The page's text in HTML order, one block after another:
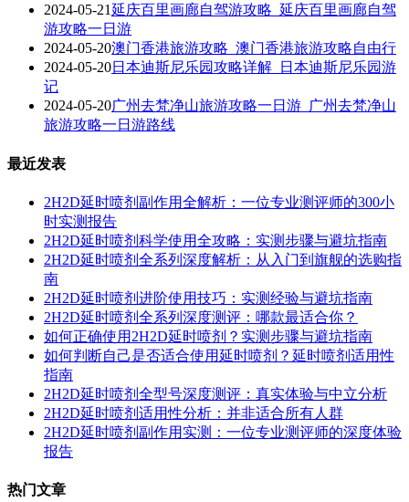
2024-05-21延庆百里画廊自驾游攻略_延庆百里画廊自驾
游攻略一日游
2024-05-20澳门香港旅游攻略_澳门香港旅游攻略自由行
2024-05-20日本迪斯尼乐园攻略详解_日本迪斯尼乐园游
记
2024-05-20广州去梵净山旅游攻略一日游_广州去梵净山
旅游攻略一日游路线
最近发表
2H2D延时喷剂副作用全解析：一位专业测评师的300小
时实测报告
2H2D延时喷剂科学使用全攻略：实测步骤与避坑指南
2H2D延时喷剂全系列深度解析：从入门到旗舰的选购指
南
2H2D延时喷剂进阶使用技巧：实测经验与避坑指南
2H2D延时喷剂全系列深度测评：哪款最适合你？
如何正确使用2H2D延时喷剂？实测步骤与避坑指南
如何判断自己是否适合使用延时喷剂？延时喷剂适用性
指南
2H2D延时喷剂全型号深度测评：真实体验与中立分析
2H2D延时喷剂适用性分析：并非适合所有人群
2H2D延时喷剂副作用实测：一位专业测评师的深度体验
报告
热门文章